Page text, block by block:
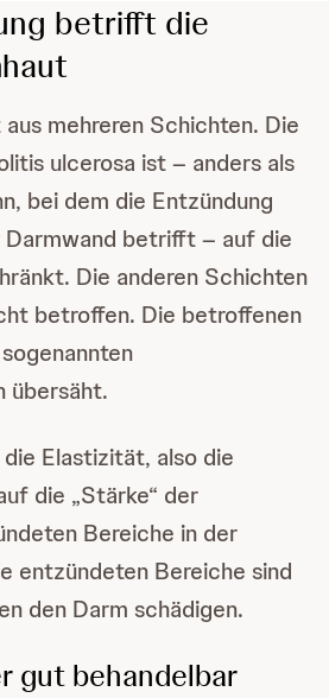
betrifft die
mehreren Schichten. Die
ulcerosa ist – anders als
bei dem die Entzündung
betrifft – auf die
Die anderen Schichten
betroffen. Die betroffenen
übersäht.
Elastizität, also die
die „Stärke“ der
Bereiche in der
entzündeten Bereiche sind
den Darm schädigen.
gut behandelbar